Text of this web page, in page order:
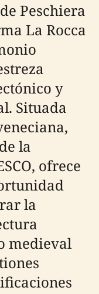
Peschiera
La Rocca
y
Situada
la
ofrece
la
medieval